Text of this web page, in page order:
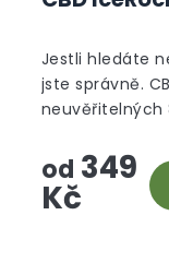
od 349
Kč
Jestli hledáte
jste správně.
neuvěřitelných
ponoří do
který se